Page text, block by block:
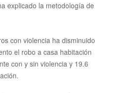
explicado la metodología de
con violencia ha disminuido
el robo a casa habitación
con y sin violencia y 19.6